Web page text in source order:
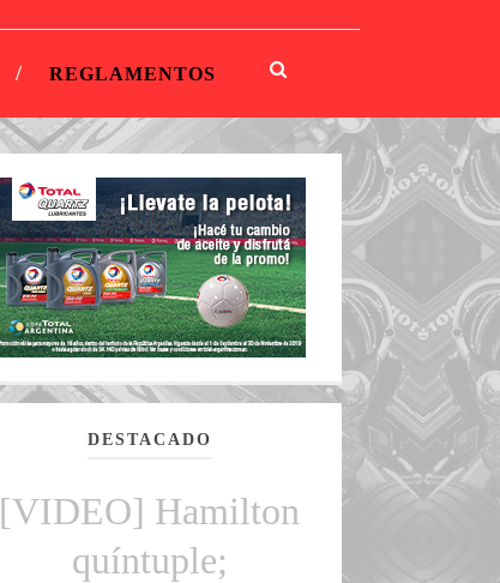
REGLAMENTOS
DESTACADO
[VIDEO] Hamilton
quíntuple;